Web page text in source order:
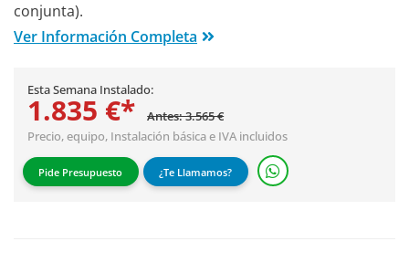
conjunta).
Ver Información Completa
Esta Semana Instalado:
1.835 €*
Antes: 3.565 €
Precio, equipo, Instalación básicae IVA incluidos
Pide Presupuesto ¿Te Llamamos?